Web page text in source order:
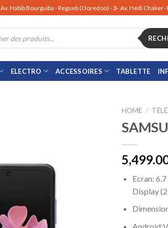
Av. Habib Bourguiba - Regueb (Ooredoo) -3- Av. Hedi Chaker-
ELECTRO ACCESSOIRES TABLETTE
HOME /
Ecran:
Display